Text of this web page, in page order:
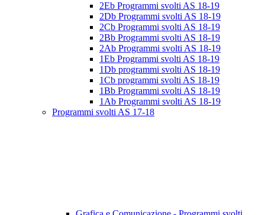
2Eb Programmi svolti AS 18-19
2Db Programmi svolti AS 18-19
2Cb Programmi svolti AS 18-19
2Bb Programmi svolti AS 18-19
2Ab Programmi svolti AS 18-19
1Eb Programmi svolti AS 18-19
1Db programmi svolti AS 18-19
1Cb programmi svolti AS 18-19
1Bb Programmi svolti AS 18-19
1Ab Programmi svolti AS 18-19
Programmi svolti AS 17-18